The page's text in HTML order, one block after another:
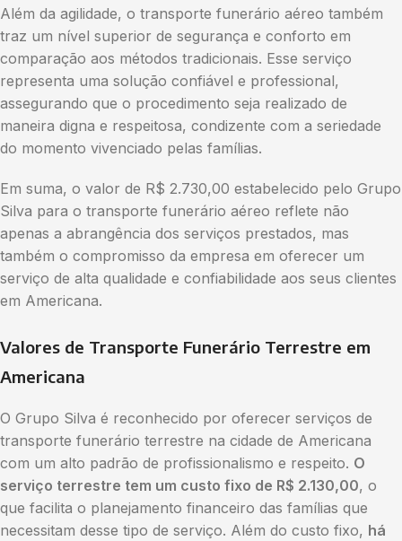
Além da agilidade, o transporte funerário aéreo também
traz um nível superior de segurança e conforto em
comparação aos métodos tradicionais. Esse serviço
representa uma solução confiável e professional,
assegurando que o procedimento seja realizado de
maneira digna e respeitosa, condizente com a seriedade
do momento vivenciado pelas famílias.
Em suma, o valor de R$ 2.730,00 estabelecido pelo Grupo
Silva para o transporte funerário aéreo reflete não
apenas a abrangência dos serviços prestados, mas
também o compromisso da empresa em oferecer um
serviço de alta qualidade e confiabilidade aos seus clientes
em Americana.
Valores de Transporte Funerário Terrestre em
Americana
O Grupo Silva é reconhecido por oferecer serviços de
transporte funerário terrestre na cidade de Americana
com um alto padrão de profissionalismo e respeito. O
serviço terrestre tem um custo fixo de R$ 2.130,00, o
que facilita o planejamento financeiro das famílias que
necessitam desse tipo de serviço. Além do custo fixo, há